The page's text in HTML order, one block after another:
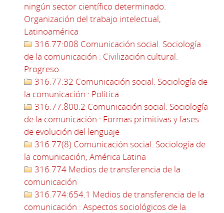
ningún sector científico determinado.
Organización del trabajo intelectual,
Latinoamérica
316.77:008 Comunicación social. Sociología
de la comunicación : Civilización cultural.
Progreso.
316.77:32 Comunicación social. Sociología de
la comunicación : Política
316.77:800.2 Comunicación social. Sociología
de la comunicación : Formas primitivas y fases
de evolución del lenguaje
316.77(8) Comunicación social. Sociología de
la comunicación, América Latina
316.774 Medios de transferencia de la
comunicación
316.774:654.1 Medios de transferencia de la
comunicación : Aspectos sociológicos de la